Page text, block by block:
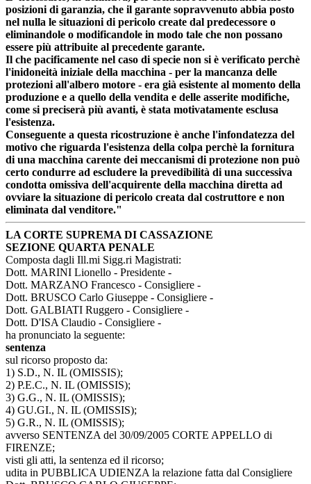
posizioni di garanzia, che il garante sopravvenuto abbia posto
nel nulla le situazioni di pericolo create dal predecessore o
eliminandole o modificandole in modo tale che non possano
essere più attribuite al precedente garante.
Il che pacificamente nel caso di specie non si è verificato perchè
l'inidoneità iniziale della macchina - per la mancanza delle
protezioni all'albero motore - era già esistente al momento della
produzione e a quello della vendita e delle asserite modifiche,
come si preciserà più avanti, è stata motivatamente esclusa
l'esistenza.
Conseguente a questa ricostruzione è anche l'infondatezza del
motivo che riguarda l'esistenza della colpa perchè la fornitura
di una macchina carente dei meccanismi di protezione non può
certo condurre ad escludere la prevedibilità di una successiva
condotta omissiva dell'acquirente della macchina diretta ad
ovviare la situazione di pericolo creata dal costruttore e non
eliminata dal venditore."
LA CORTE SUPREMA DI CASSAZIONE
SEZIONE QUARTA PENALE
Composta dagli Ill.mi Sigg.ri Magistrati:
Dott. MARINI Lionello - Presidente -
Dott. MARZANO Francesco - Consigliere -
Dott. BRUSCO Carlo Giuseppe - Consigliere -
Dott. GALBIATI Ruggero - Consigliere -
Dott. D'ISA Claudio - Consigliere -
ha pronunciato la seguente:
sentenza
sul ricorso proposto da:
1) S.D., N. IL (OMISSIS);
2) P.E.C., N. IL (OMISSIS);
3) G.G., N. IL (OMISSIS);
4) GU.GI., N. IL (OMISSIS);
5) G.R., N. IL (OMISSIS);
avverso SENTENZA del 30/09/2005 CORTE APPELLO di
FIRENZE;
visti gli atti, la sentenza ed il ricorso;
udita in PUBBLICA UDIENZA la relazione fatta dal Consigliere